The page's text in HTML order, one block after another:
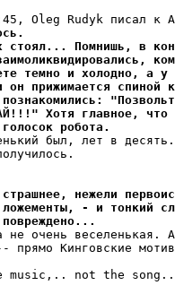
стоял... Помнишь, в
темно и холодно, а у
он прижимается спиной
Хотя главное, что
робота.
был, лет в
нежели
ложементы, - и тонкий
не очень веселенькая.
пpямо Кинговские
music,.. not the